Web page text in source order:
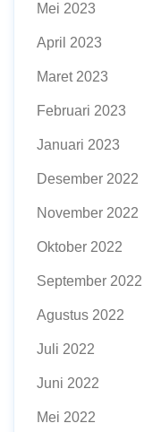
Mei 2023
April 2023
Maret 2023
Februari 2023
Januari 2023
Desember 2022
November 2022
Oktober 2022
September 2022
Agustus 2022
Juli 2022
Juni 2022
Mei 2022